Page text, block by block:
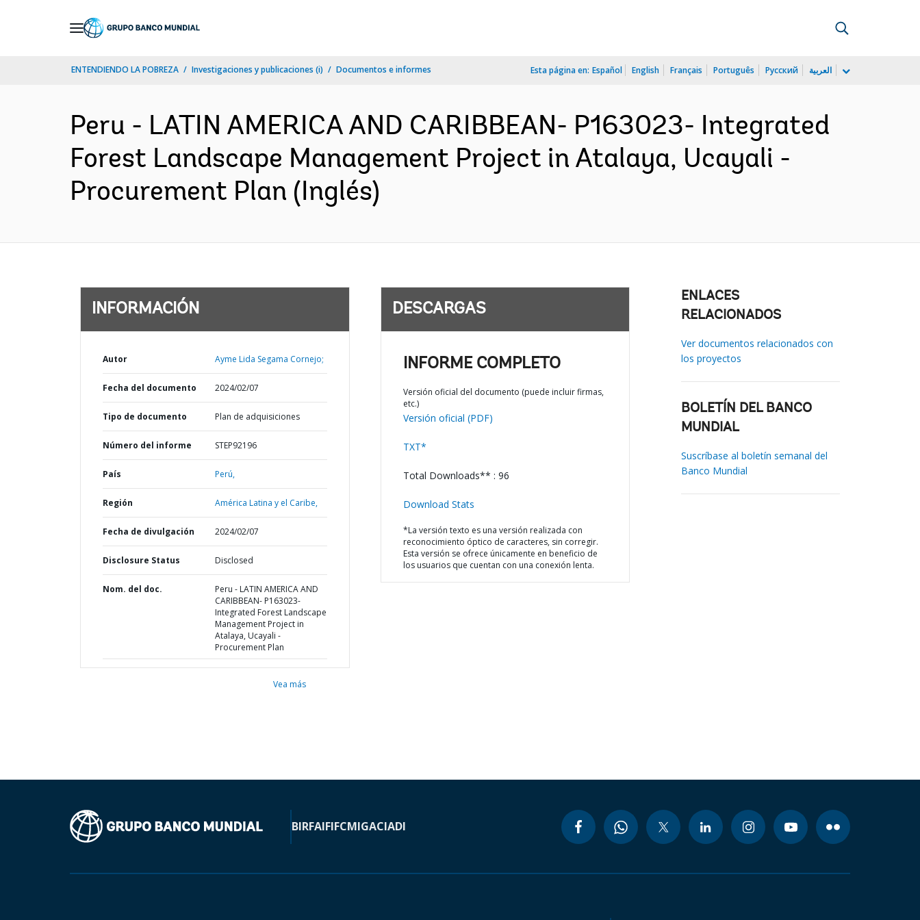
ENTENDIENDO LA POBREZA Investigaciones y publicaciones (i) Documentos e informes Esta página en: Español English Français Português Русский العربية
Peru - LATIN AMERICA AND CARIBBEAN- P163023- Integrated
Forest Landscape Management Project in Atalaya, Ucayali -
Procurement Plan (Inglés)
INFORMACIÓN
Autor Ayme Lida Segama Cornejo;
Fecha del documento 2024/02/07
Tipo de documento Plan de adquisiciones
Número del informe STEP92196
País Perú,
Región América Latina y el Caribe,
Fecha de divulgación 2024/02/07
Disclosure Status Disclosed
Nom. del doc.
Peru - LATIN AMERICA AND
CARIBBEAN- P163023-
Integrated Forest Landscape
Management Project in
Atalaya, Ucayali -
Procurement Plan
Vea más
DESCARGAS
INFORME COMPLETO
Versión oficial del documento (puede incluir firmas,
etc.)
Versión oficial (PDF)
TXT*
Total Downloads** : 96
Download Stats
*La versión texto es una versión realizada con
reconocimiento óptico de caracteres, sin corregir.
Esta versión se ofrece únicamente en beneficio de
los usuarios que cuentan con una conexión lenta.
ENLACES
RELACIONADOS
Ver documentos relacionados con
los proyectos
BOLETÍN DEL BANCO
MUNDIAL
Suscríbase al boletín semanal del
Banco Mundial
BIRFAIFIFCMIGACIADI